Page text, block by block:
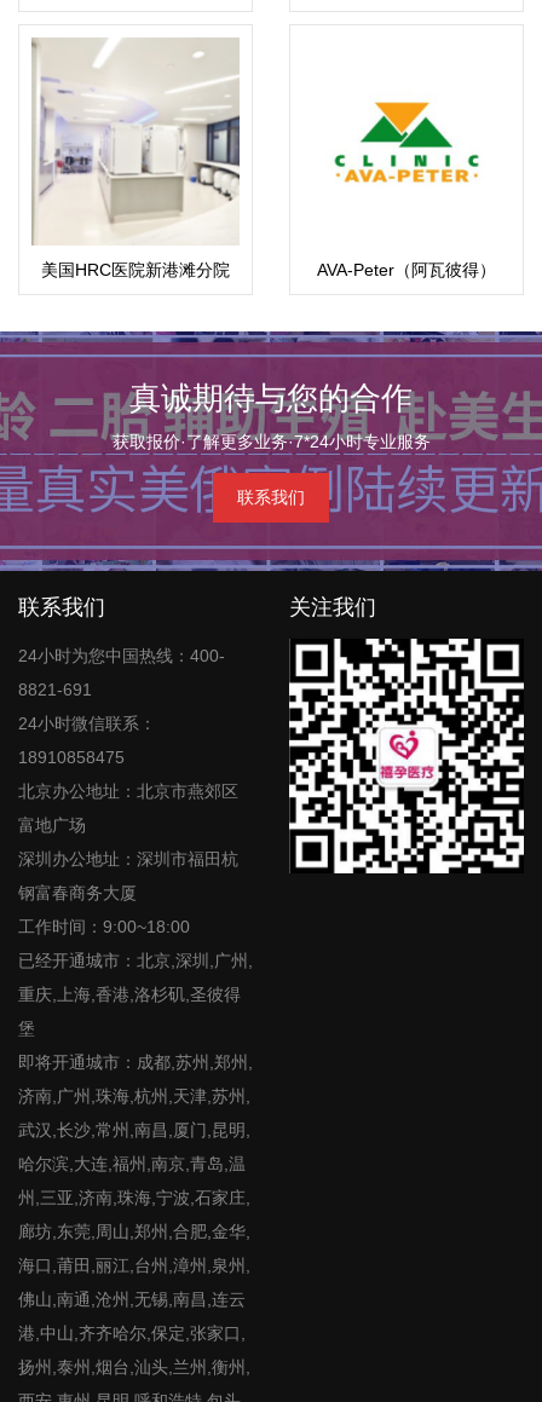
(Jetanin)
美国HRC医院新港滩分院 AVA-Peter（阿瓦彼得）
真诚期待与您的合作
获取报价·了解更多业务·7*24小时专业服务
联系我们
联系我们
24小时为您中国热线：400-
8821-691
24小时微信联系：
18910858475
北京办公地址：北京市燕郊区
富地广场
深圳办公地址：深圳市福田杭
钢富春商务大厦
工作时间：9:00~18:00
已经开通城市：北京,深圳,广州,
重庆,上海,香港,洛杉矶,圣彼得
堡
即将开通城市：成都,苏州,郑州,
济南,广州,珠海,杭州,天津,苏州,
武汉,长沙,常州,南昌,厦门,昆明,
哈尔滨,大连,福州,南京,青岛,温
州,三亚,济南,珠海,宁波,石家庄,
廊坊,东莞,周山,郑州,合肥,金华,
海口,莆田,丽江,台州,漳州,泉州,
佛山,南通,沧州,无锡,南昌,连云
港,中山,齐齐哈尔,保定,张家口,
扬州,泰州,烟台,汕头,兰州,衡州,
关注我们